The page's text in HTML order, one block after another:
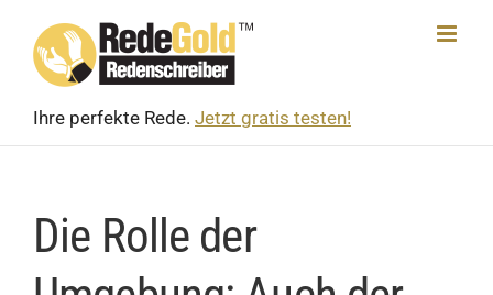
content
Ihre perfekte Rede. Jetzt gratis testen!
Die Rolle der